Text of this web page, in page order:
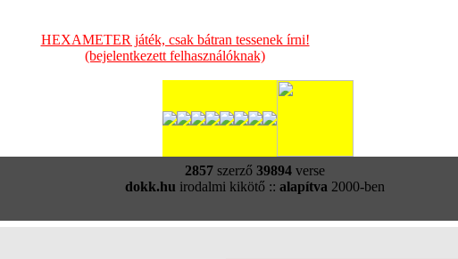
HEXAMETER játék, csak bátran tessenek írni!
(bejelentkezett felhasználóknak)
2857szerző 39894verse
dokk.hu irodalmi kikötő :: alapítva 2000-ben